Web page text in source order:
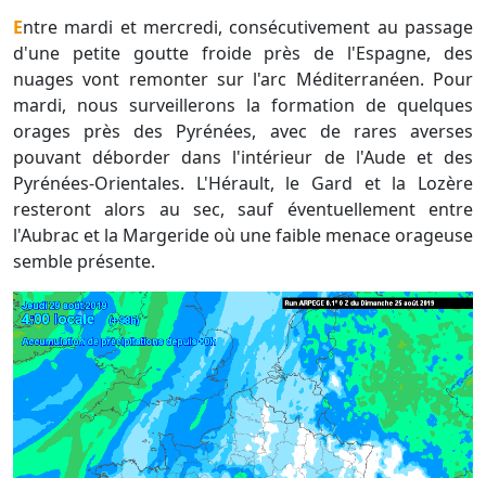
Entre mardi et mercredi, consécutivement au passage
d'une petite goutte froide près de l'Espagne, des
nuages vont remonter sur l'arc Méditerranéen. Pour
mardi, nous surveillerons la formation de quelques
orages près des Pyrénées, avec de rares averses
pouvant déborder dans l'intérieur de l'Aude et des
Pyrénées-Orientales. L'Hérault, le Gard et la Lozère
resteront alors au sec, sauf éventuellement entre
l'Aubrac et la Margeride où une faible menace orageuse
semble présente.